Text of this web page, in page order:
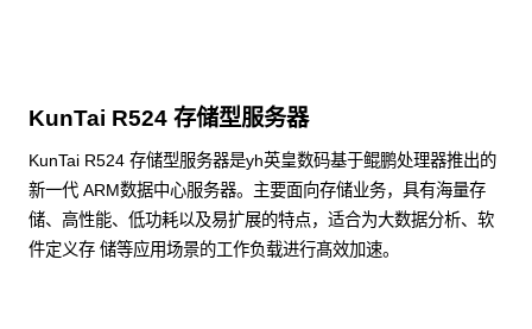
KunTai R524 存储型服务器
KunTai R524 存储型服务器是yh英皇数码基于鲲鹏处理器推出的
新一代 ARM数据中心服务器。主要面向存储业务，具有海量存
储、高性能、低功耗以及易扩展的特点，适合为大数据分析、软
件定义存 储等应用场景的工作负载进行髙效加速。